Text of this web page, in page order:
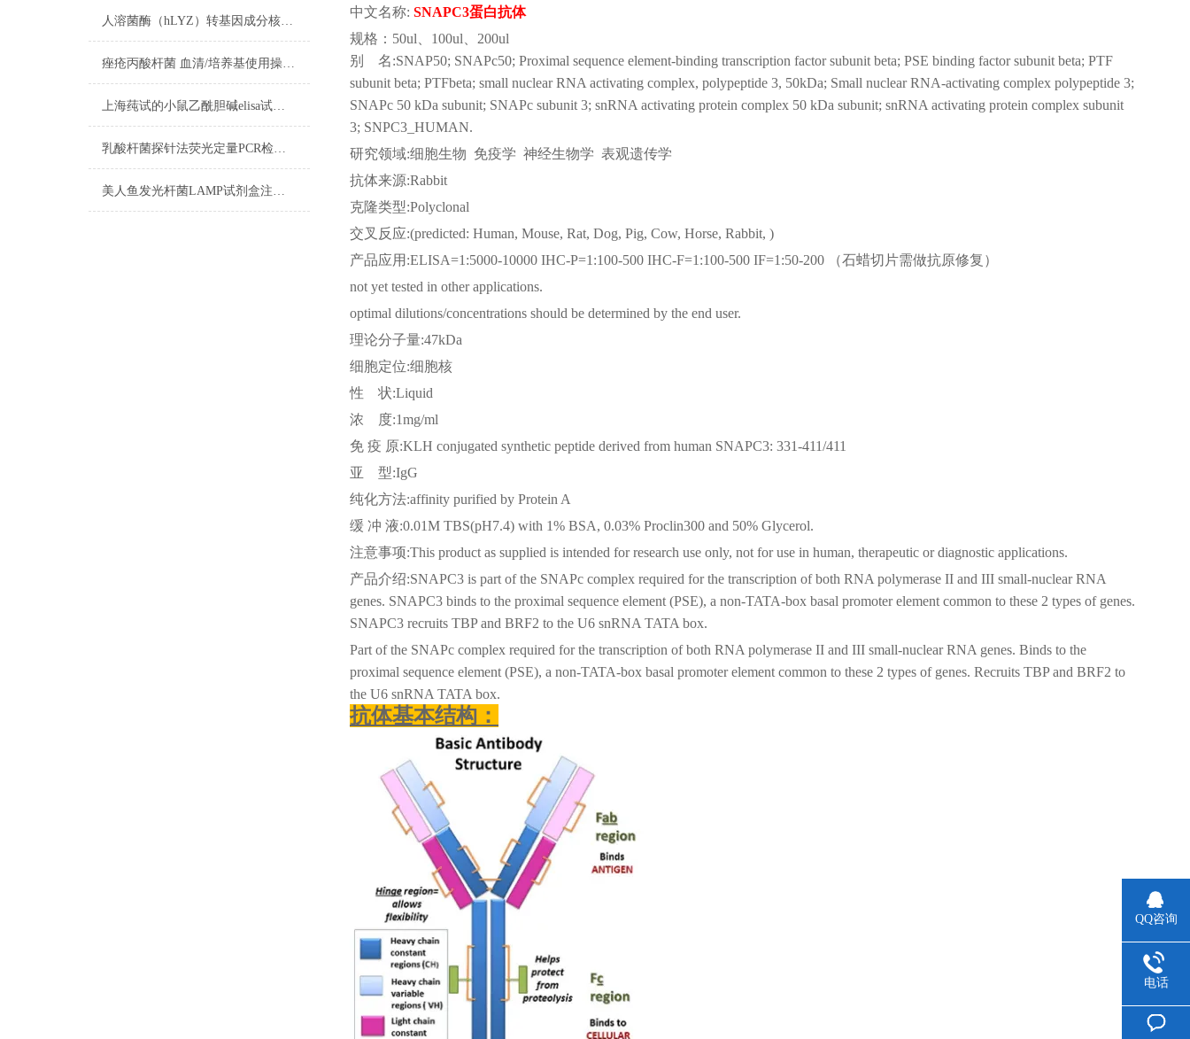
人溶菌酶（hLYZ）转基因成分核酸检测试剂盒​的试剂准备
痤疮丙酸杆菌 血清/培养基使用操作方法
上海莼试的小鼠乙酰胆碱elisa试剂盒是您科研试剂领域中的可信伙伴
乳酸杆菌探针法荧光定量PCR检测试剂盒使用方法
美人鱼发光杆菌LAMP试剂盒注意事项
中文名称: SNAPC3蛋白抗体
规格： 50ul、100ul、200ul
别
名:SNAP50; SNAPc50; Proximal sequence element-binding transcription factor subunit beta; PSE binding factor subunit beta; PTF
subunit beta; PTFbeta; small nuclear RNA activating complex, polypeptide 3, 50kDa; Small nuclear RNA-activating complex polypeptide 3;
SNAPc 50 kDa subunit; SNAPc subunit 3; snRNA activating protein complex 50 kDa subunit; snRNA activating protein complex subunit
3; SNPC3_HUMAN.
研究领域:细胞生物 免疫学 神经生物学 表观遗传学
抗体来源:Rabbit
克隆类型:Polyclonal
交叉反应:(predicted: Human, Mouse, Rat, Dog, Pig, Cow, Horse, Rabbit, )
产品应用 :ELISA=1:5000-10000 IHC-P=1:100-500 IHC-F=1:100-500 IF=1:50-200 （石蜡切片需做抗原修复）
not yet tested in other applications.
optimal dilutions/concentrations should be determined by the end user.
理论分子量:47kDa
细胞定位:细胞核
性
状:Liquid
浓
度:1mg/ml
免 疫 原:KLH conjugated synthetic peptide derived from human SNAPC3: 331-411/411
亚
型:IgG
纯化方法:affinity purified by Protein A
缓 冲 液:0.01M TBS(pH7.4) with 1% BSA, 0.03% Proclin300 and 50% Glycerol.
注意事项:This product as supplied is intended for research use only, not for use in human, therapeutic or diagnostic applications.
产品介绍:SNAPC3 is part of the SNAPc complex required for the transcription of both RNA polymerase II and III small-nuclear RNA
genes. SNAPC3 binds to the proximal sequence element (PSE), a non-TATA-box basal promoter element common to these 2 types of genes.
SNAPC3 recruits TBP and BRF2 to the U6 snRNA TATA box.
Part of the SNAPc complex required for the transcription of both RNA polymerase II and III small-nuclear RNA genes. Binds to the
proximal sequence element (PSE), a non-TATA-box basal promoter element common to these 2 types of genes. Recruits TBP and BRF2 to
the U6 snRNA TATA box.
抗体基本结构：
QQ咨询
电话